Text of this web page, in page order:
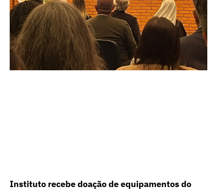
Instituto recebe doação de equipamentos do